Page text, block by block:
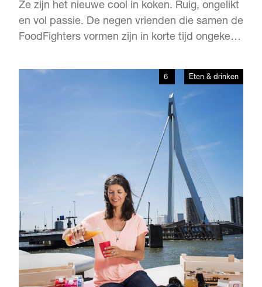
Ze zijn het nieuwe cool in koken. Ruig, ongelikt
en vol passie. De negen vrienden die samen de
FoodFighters vormen zijn in korte tijd ongekend
hun Big Green Egg, waar ze even makkelijk een
halve koe als een zootje oesters op bereiden.
6 Eten & drinken